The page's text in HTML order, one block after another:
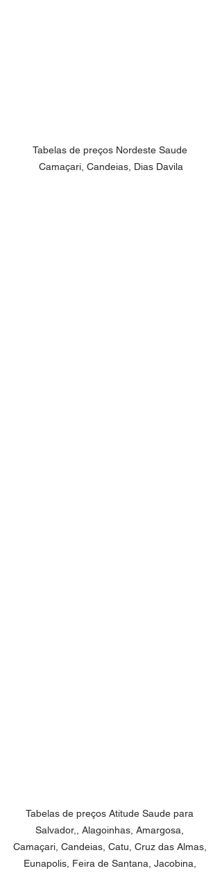
Tabelas de preços Nordeste Saude
Camaçari, Candeias, Dias Davila
Tabelas de preços Atitude Saude para
Salvador,, Alagoinhas, Amargosa,
Camaçari, Candeias, Catu, Cruz das Almas,
Eunapolis, Feira de Santana, Jacobina,